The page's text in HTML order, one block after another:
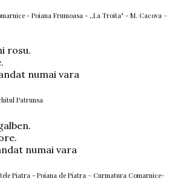
- Poiana Frumoasa - ,,La Troita" - M. Cacova –
rosu.
numai vara
Patrunsa
numai vara
Piatra - Poiana de Piatra – Curmatura Comarnice-